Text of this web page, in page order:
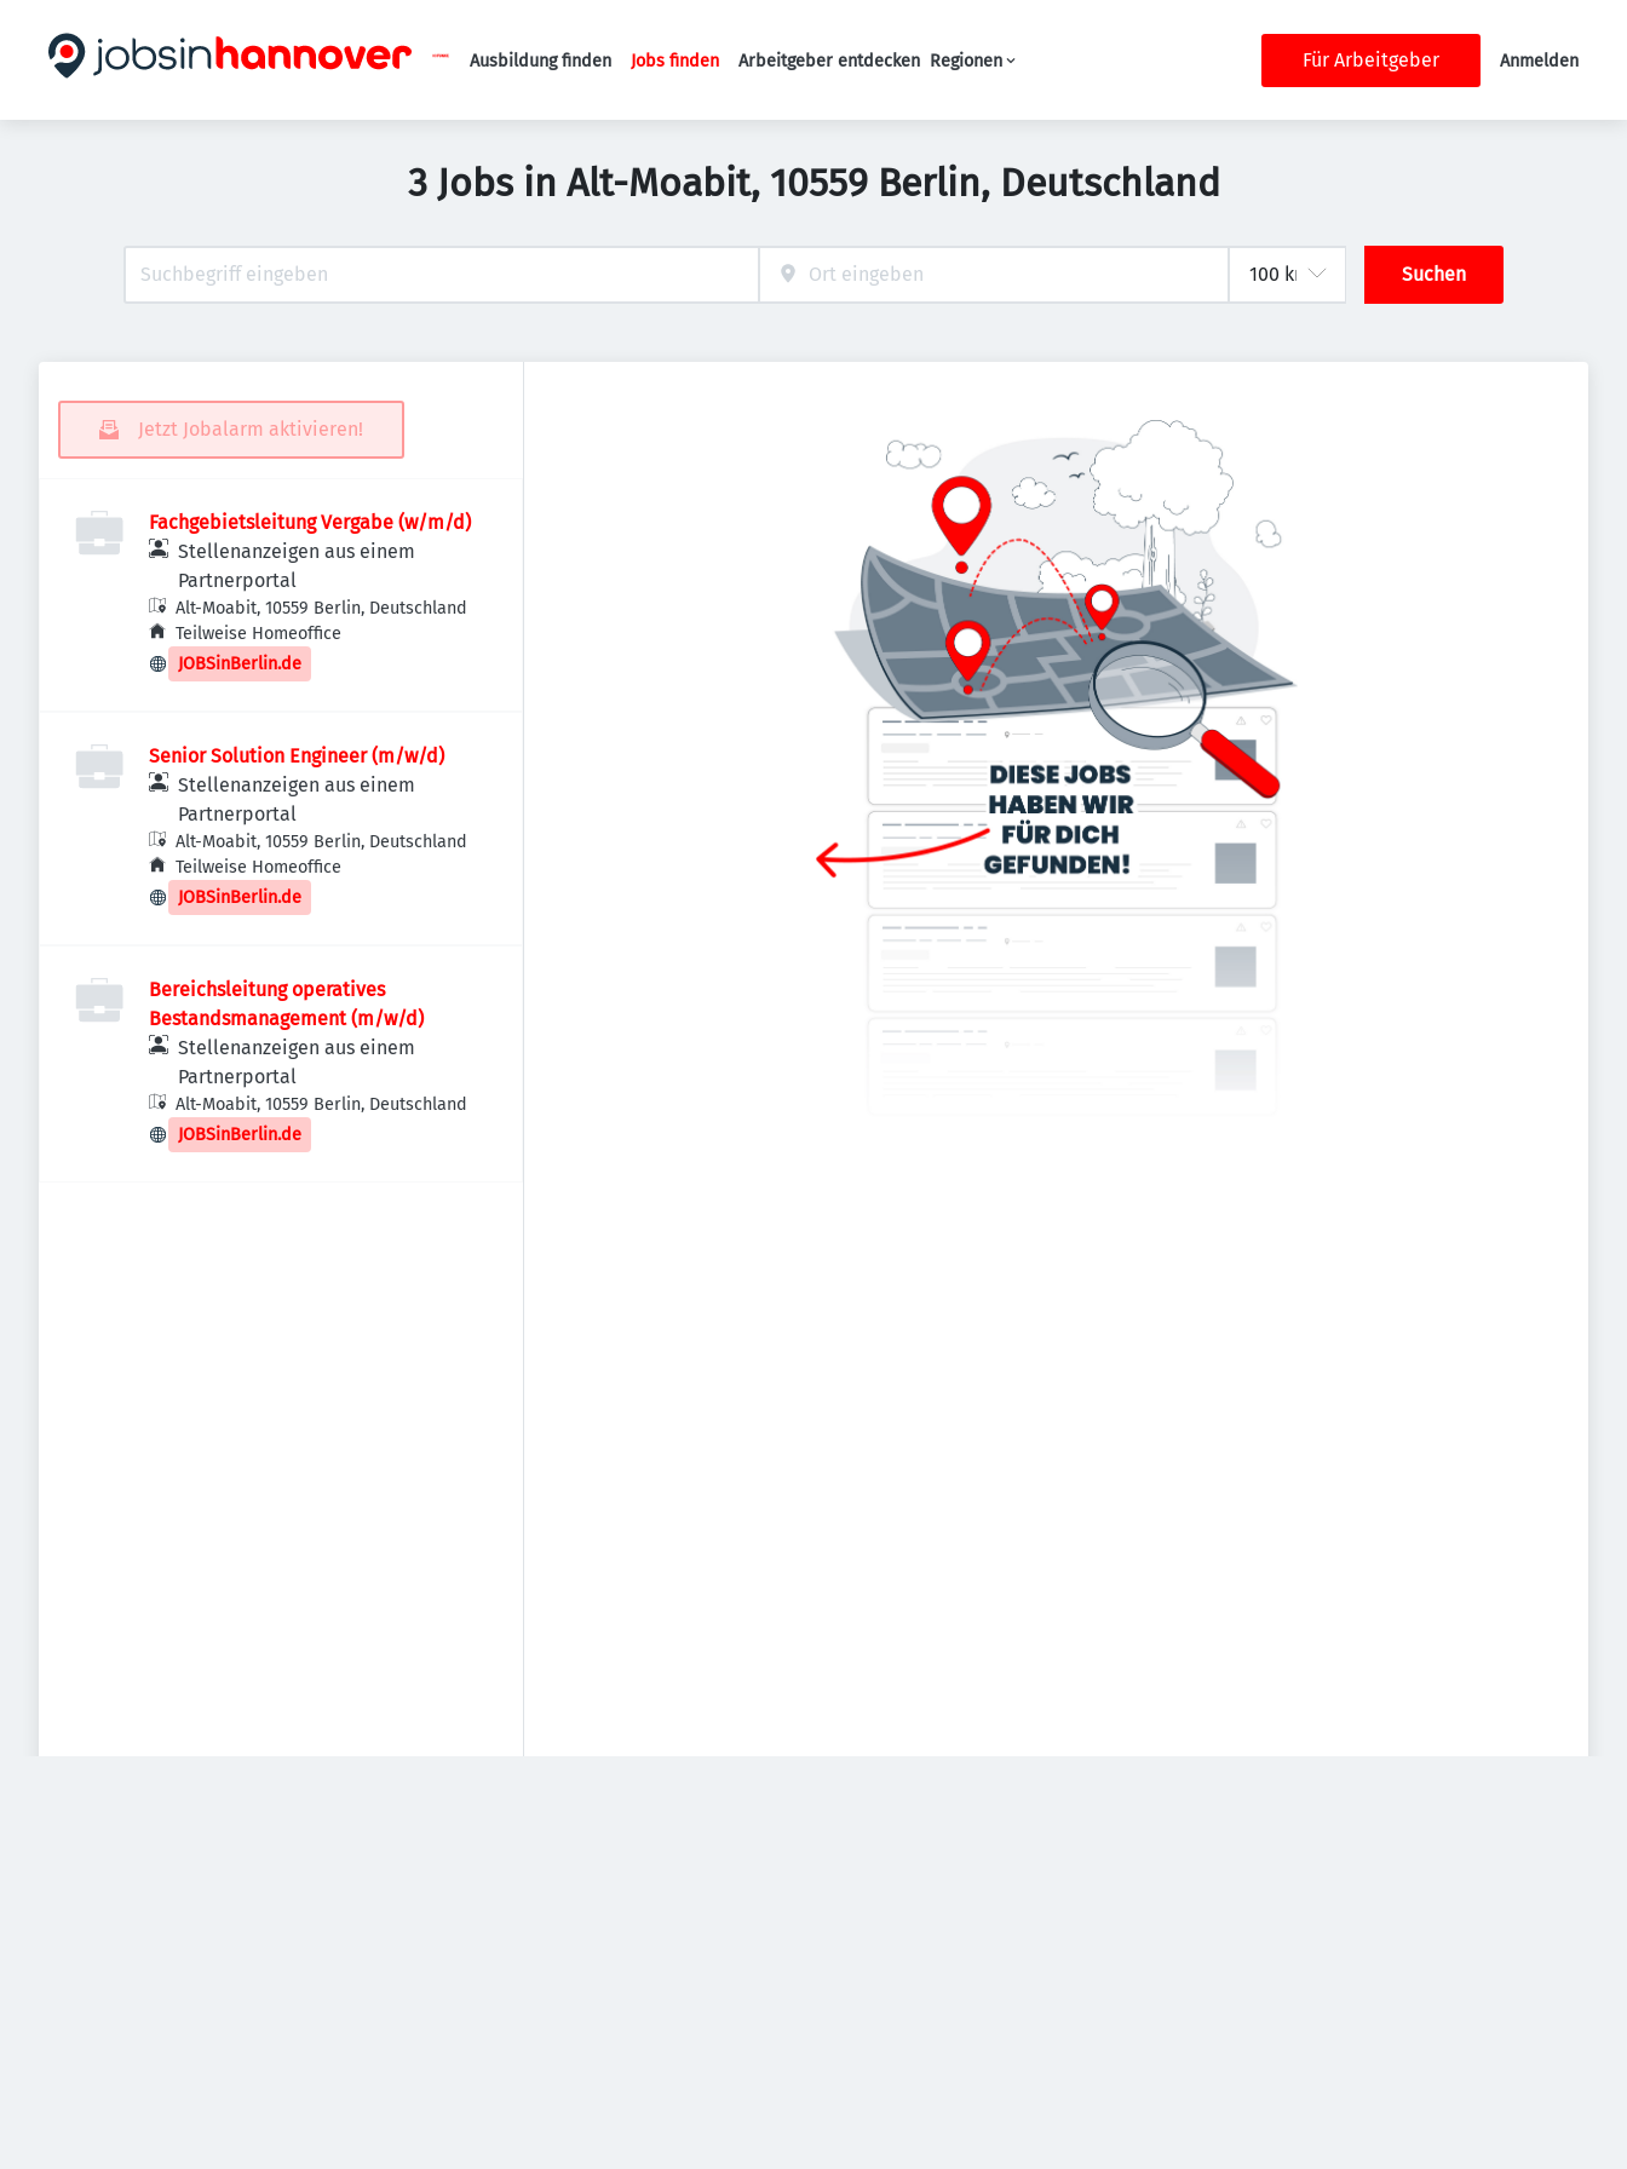
Haupt-Navigation
Ausbildung finden Jobs finden Arbeitgeber entdecken Regionen Für Arbeitgeber Anmelden
3 Jobs in Alt-Moabit, 10559 Berlin, Deutschland
Suchen
Jetzt Jobalarm aktivieren!
Fachgebietsleitung Vergabe (w/m/d)
Stellenanzeigen aus einem
Partnerportal
Alt-Moabit, 10559 Berlin, Deutschland
Teilweise Homeoffice
JOBSinBerlin.de
Senior Solution Engineer (m/w/d)
Stellenanzeigen aus einem
Partnerportal
Alt-Moabit, 10559 Berlin, Deutschland
Teilweise Homeoffice
JOBSinBerlin.de
Bereichsleitung operatives
Bestandsmanagement (m/w/d)
Stellenanzeigen aus einem
Partnerportal
Alt-Moabit, 10559 Berlin, Deutschland
JOBSinBerlin.de